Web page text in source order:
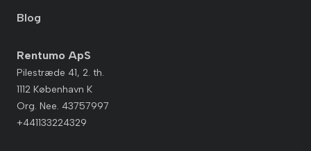
Blog
Rentumo ApS
Pilestræde 41, 2. th.
1112 København K
Org. Nee. 43757997
+441133224329